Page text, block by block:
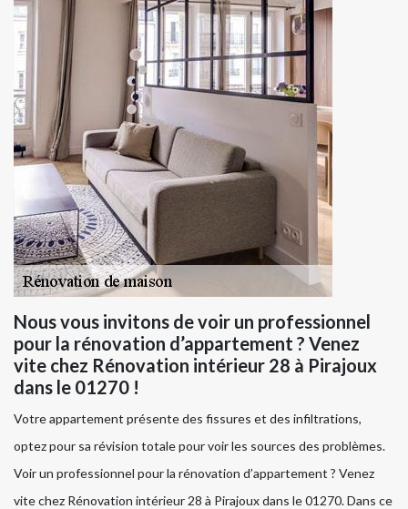
Nous vous invitons de voir un professionnel
pour la rénovation d’appartement ? Venez
vite chez Rénovation intérieur 28 à Pirajoux
dans le 01270 !
Votre appartement présente des fissures et des infiltrations,
optez pour sa révision totale pour voir les sources des problèmes.
Voir un professionnel pour la rénovation d’appartement ? Venez
vite chez Rénovation intérieur 28 à Pirajoux dans le 01270. Dans ce